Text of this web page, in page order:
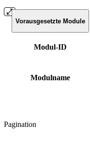
Vorausgesetzte Module
Modul-ID
Modulname
Pagination